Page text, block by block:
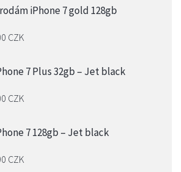
iPhone 7 gold 128gb
CZK
7 Plus 32gb – Jet black
CZK
7 128gb – Jet black
CZK